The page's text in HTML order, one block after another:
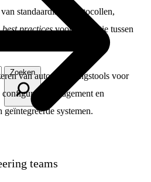
Zoeken
standaardisatieprotocollen,
best practicesvoor integratie tussen
van automatiseringstools voor
en
systemen.
teams